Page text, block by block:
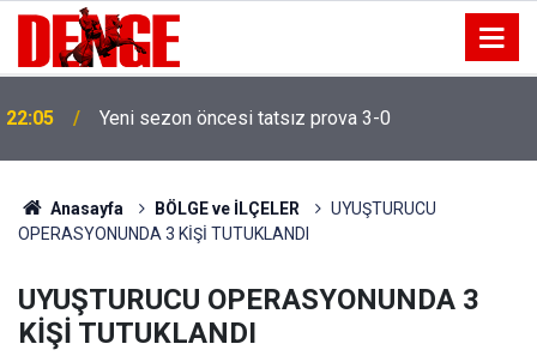
20:00 NADEZHDA isimli gemi Samsun'a getirildi
Anasayfa BÖLGE ve İLÇELER
UYUŞTURUCU
OPERASYONUNDA 3 KİŞİ TUTUKLANDI
UYUŞTURUCU OPERASYONUNDA 3
KİŞİ TUTUKLANDI